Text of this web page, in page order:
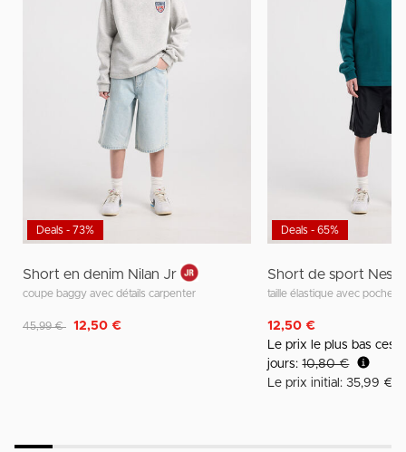
Deals - 73%
Short en denim Nilan Jr
coupe baggy avec détails carpenter
Remise de
45,99 € 12,50 €
Deals - 65%
Short de sport
taille élastique avec poche
12,50 €
Le prix le plus bas ces
jours:10,80 €
Le prix initial: 35,99 €